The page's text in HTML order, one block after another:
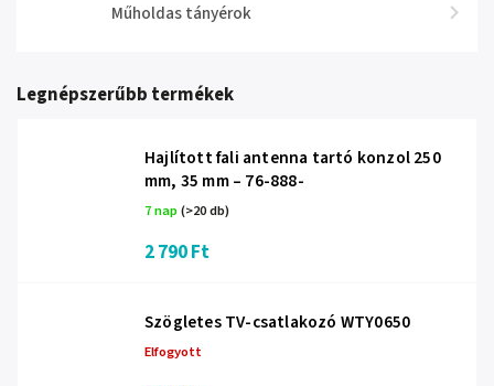
Műholdas tányérok
Legnépszerűbb termékek
Hajlított fali antenna tartó konzol 250
mm, 35 mm – 76-888-
7 nap(>20 db)
2 790 Ft
Szögletes TV-csatlakozó WTY0650
Elfogyott